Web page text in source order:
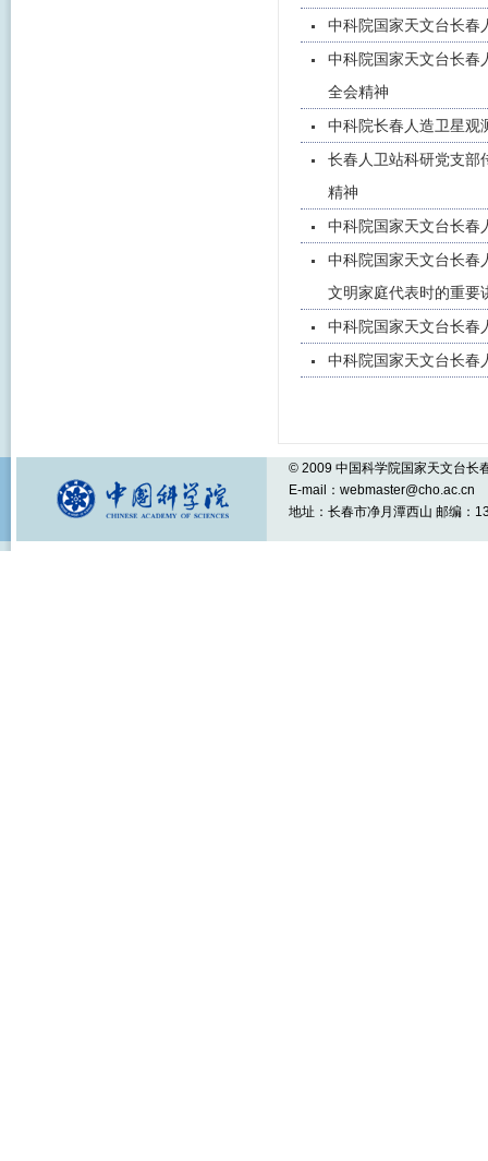
中科院国家天文台长春
中科院国家天文台长春
全会精神
中科院长春人造卫星观
长春人卫站科研党支部
精神
中科院国家天文台长春
中科院国家天文台长春
文明家庭代表时的重要
中科院国家天文台长春
中科院国家天文台长春
© 2009 中国科学院国家天文台长
E-mail：webmaster@cho.ac.cn
地址：长春市净月潭西山 邮编：